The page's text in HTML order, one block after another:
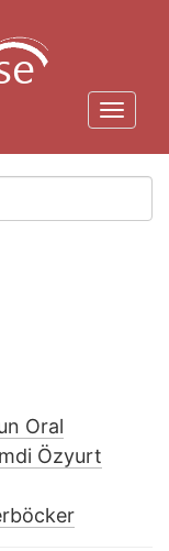
Oral
Özyurt